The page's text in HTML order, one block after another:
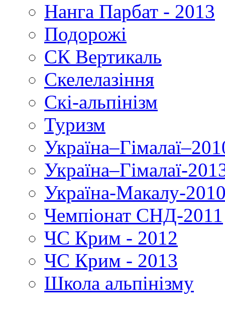
Нанга Парбат - 2013
Подорожі
СК Вертикаль
Скелелазіння
Скі-альпінізм
Туризм
Україна–Гімалаї-
Україна-Макалу-
Чемпіонат СНД-2011
ЧС Крим - 2012
ЧС Крим - 2013
Школа альпінізму